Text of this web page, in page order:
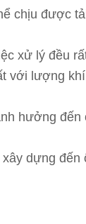
chịu được
xử lý đều
với lượng
hưởng
dựng đến